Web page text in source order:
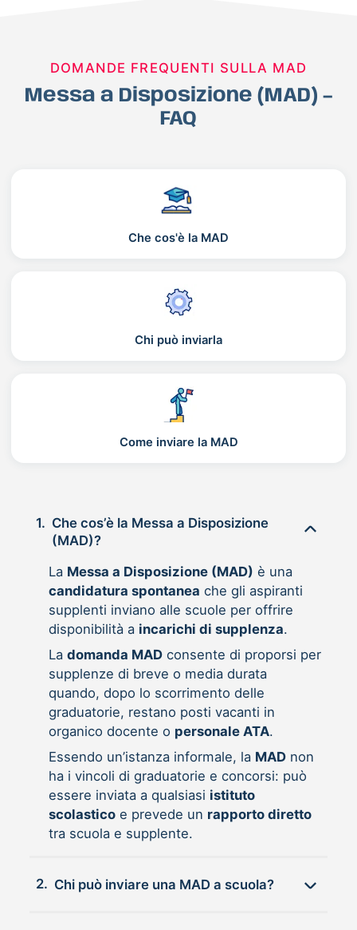
DOMANDE FREQUENTI SULLA MAD
Messa a Disposizione (MAD) –
FAQ
Che cos'è la MAD
Chi può inviarla
Come inviare la MAD
1. Che cos’è la Messa a Disposizione
(MAD)?
La Messa a Disposizione (MAD) è una
candidatura spontanea che gli aspiranti
supplenti inviano alle scuole per offrire
disponibilità a incarichi di supplenza.
La domanda MADconsente di proporsi per
supplenze di breve o media durata
quando, dopo lo scorrimento delle
graduatorie, restano posti vacanti in
organico docente o personale ATA.
Essendo un’istanza informale, la MADnon
ha i vincoli di graduatorie e concorsi: può
essere inviata a qualsiasi istituto
scolasticoe prevede un rapporto diretto
tra scuola e supplente.
2. Chi può inviare una MAD a scuola?